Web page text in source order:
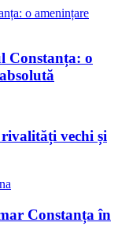
Constanța: o
vechi și
Constanța în